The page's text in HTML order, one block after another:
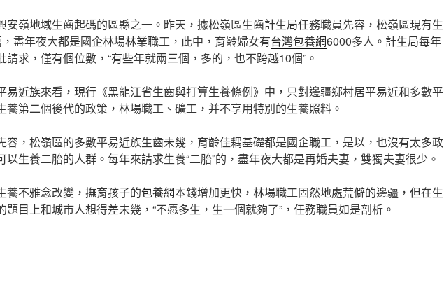
安嶺地域生齒起碼的區縣之一。昨天，據松嶺區生齒計生局任務職員先容，松嶺區現有生
盡年夜大都是國企林場林業職工，此中，育齡婦女有台灣包養網6000多人。計生局每年
請求，僅有個位數，“有些年就兩三個，多的，也不跨越10個”。
易近族來看，現行《黑龍江省生齒與打算生養條例》中，只對邊疆鄉村居平易近和多數平
養第二個後代的政策，林場職工、礦工，并不享用特別的生養照料。
容，松嶺區的多數平易近族生齒未幾，育齡佳耦基礎都是國企職工，是以，也沒有太多政
以生養二胎的人群。每年來請求生養“二胎”的，盡年夜大都是再婚夫妻，雙獨夫妻很少。
養不雅念改變，撫育孩子的包養網本錢增加更快，林場職工固然地處荒僻的邊疆，但在生
題目上和城市人想得差未幾，“不愿多生，生一個就夠了”，任務職員如是剖析。